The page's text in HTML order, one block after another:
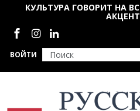
Перейти к основному
ВОЙТИ
КУЛЬТУРА ГОВОРИТ НА
Социальные сети